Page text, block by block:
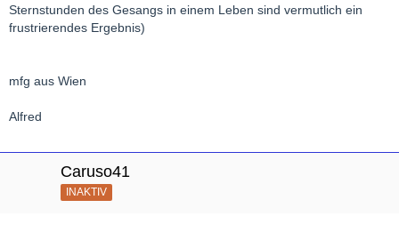
Sternstunden des Gesangs in einem Leben sind vermutlich ein
frustrierendes Ergebnis)
mfg aus Wien
Alfred
Caruso41
INAKTIV